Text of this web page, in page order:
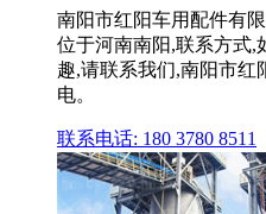
南阳市红阳车用配件有
位于河南南阳,联系方式,
趣,请联系我们,南阳市红
电。
联系电话: 180 3780 8511